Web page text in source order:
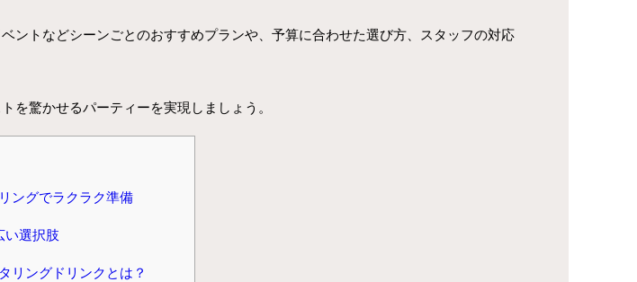
ントなどシーンごとのおすすめプランや、予算に合わせた選び方、スタッフの対応
を驚かせるパーティーを実現しましょう。
ングでラクラク準備
い選択肢
リングドリンクとは？